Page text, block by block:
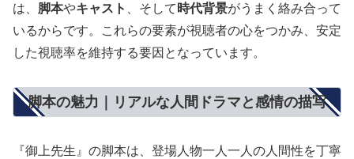
は、 脚本やキャスト 、そして 時代背景がうまく絡み合って
いるからです。これらの要素が視聴者の心をつかみ、安定
した視聴率を維持する要因となっています。
脚本の魅力｜リアルな人間ドラマと感情の描写
『御上先生』の脚本は、登場人物一人一人の人間性を丁寧